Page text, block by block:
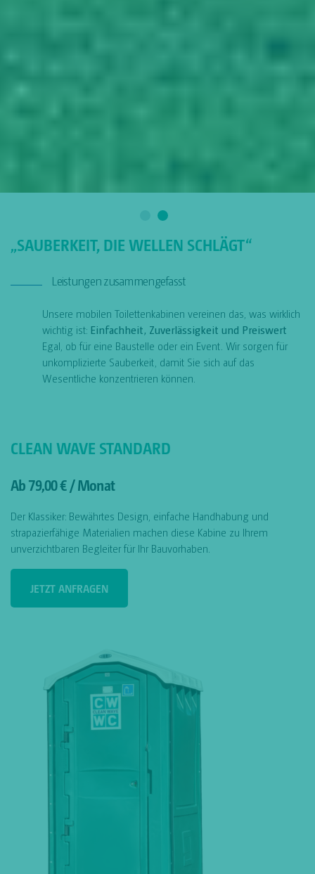
„SAUBERKEIT, DIE WELLEN SCHLÄGT“
Leistungen zusammengefasst
Unsere mobilen Toilettenkabinen vereinen das, was wirklich
wichtig ist: Einfachheit, Zuverlässigkeit und Preiswert
Egal, ob für eine Baustelle oder ein Event. Wir sorgen für
unkomplizierte Sauberkeit, damit Sie sich auf das
Wesentliche konzentrieren können.
CLEAN WAVE STANDARD
Ab 79,00 € / Monat
Der Klassiker: Bewährtes Design, einfache Handhabung und
strapazierfähige Materialien machen diese Kabine zu Ihrem
unverzichtbaren Begleiter für Ihr Bauvorhaben.
JETZT ANFRAGEN